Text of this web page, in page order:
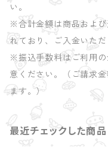
い。
※合計金額は商品および
れており、ご入金いただ
※振込手数料はご利用
意ください。（ご請求
ます。）
最近チェックした商品